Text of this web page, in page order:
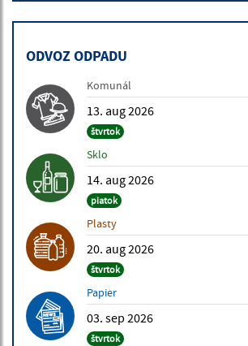
ODVOZ ODPADU
Komunál
13. aug 2026
štvrtok
Sklo
14. aug 2026
piatok
Plasty
20. aug 2026
štvrtok
Papier
03. sep 2026
štvrtok